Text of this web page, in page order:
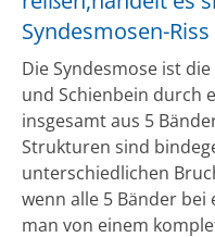
Syndesmosen-Riss
Die Syndesmose ist
und Schienbein durch
insgesamt aus 5
Strukturen sind
unterschiedlichen
wenn alle 5 Bänder
man von einem